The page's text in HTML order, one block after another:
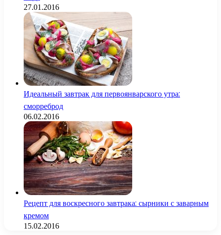
27.01.2016
Идеальный завтрак для первоянварского утра:
сморреброд
06.02.2016
Рецепт для воскресного завтрака: сырники с заварным
кремом
15.02.2016